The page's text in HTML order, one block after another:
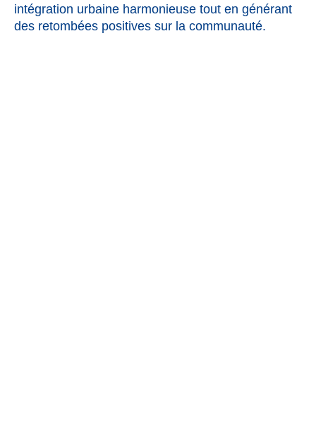
intégration urbaine harmonieuse tout en générant
des retombées positives sur la communauté.